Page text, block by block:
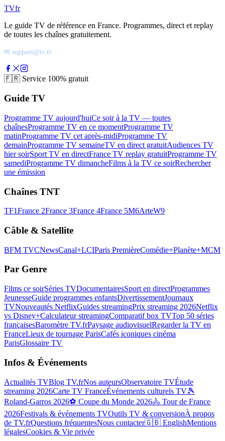
TVfr
Le guide TV de référence en France. Programmes, direct et replay
de toutes les chaînes gratuitement.
✉ support@tv.fr
🇫🇷 Service 100% gratuit
Guide TV
Programme TV aujourd'huiCe soir à la TV — toutes
chaînesProgramme TV en ce momentProgramme TV
matinProgramme TV cet après-midiProgramme TV
demainProgramme TV semaineTV en direct gratuitAudiences TV
hier soirSport TV en directFrance TV replay gratuitProgramme TV
samediProgramme TV dimancheFilms à la TV ce soirRechercher
une émission
Chaînes TNT
TF1France 2France 3France 4France 5M6ArteW9
Câble & Satellite
BFM TVCNewsCanal+LCIParis PremièreComédie+Planète+MCM
Par Genre
Films ce soirSéries TVDocumentairesSport en directProgrammes
JeunesseGuide programmes enfantsDivertissementJournaux
TVNouveautés NetflixGuides streamingPrix streaming 2026Netflix
vs Disney+Calculateur streamingComparatif box TVTop 50 séries
françaisesBaromètre TV.frPaysage audiovisuelRegarder la TV en
FranceLieux de tournage ParisCafés iconiques cinéma
ParisGlossaire TV
Infos & Événements
Actualités TVBlog TV.frNos auteursObservatoire TVÉtude
streaming 2026Carte TV FranceÉvénements culturels TV🎾
Roland-Garros 2026⚽ Coupe du Monde 2026🚴 Tour de France
2026Festivals & événements TVOutils TV & conversionÀ propos
de TV.frQuestions fréquentesNous contacter🇬🇧 EnglishMentions
légalesCookies & Vie privée